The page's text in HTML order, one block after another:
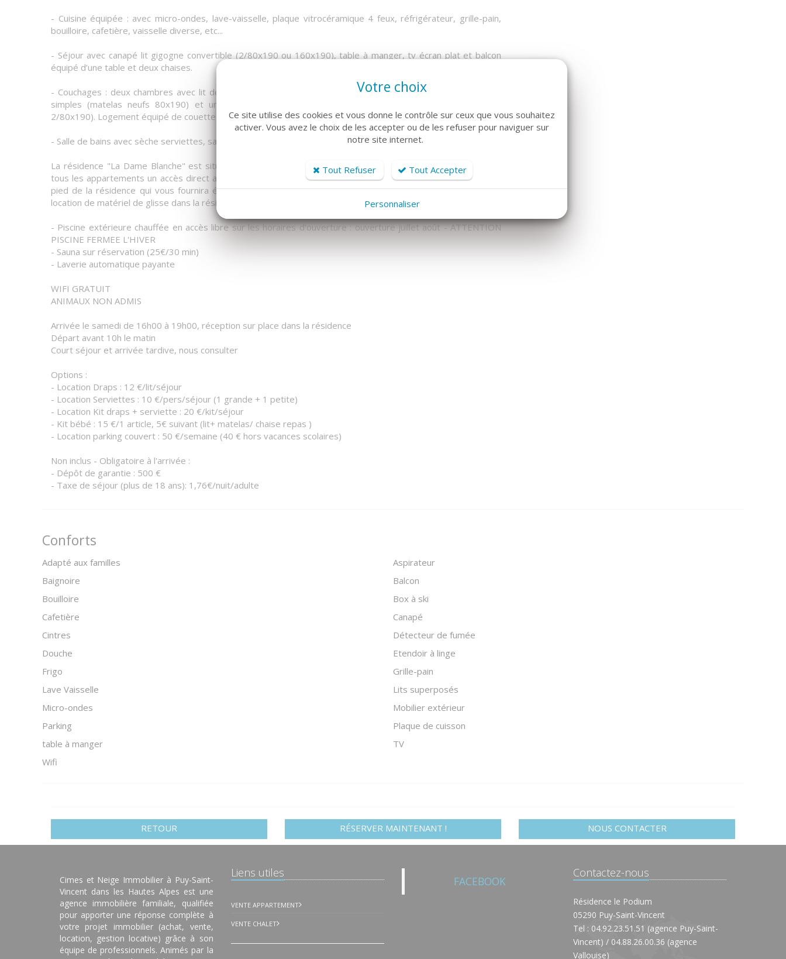
- Cuisine équipée : avec micro-ondes, lave-vaisselle, plaque vitrocéramique 4 feux, réfrigérateur, grille-pain,
bouilloire, cafetière, vaisselle diverse, etc...
- Séjour avec canapé lit gigogne convertible (2/80x190 ou 160x190), table à manger, tv écran plat et balcon
équipé d’une table et deux chaises.
- Couchages : deux chambres avec lit double (matelas neufs 2/140x190), à l'étage : une chambre avec 2 lits
simples (matelas neufs 80x190) et un BZ (double) et une cabine avec lits superposés (matelas neufs
2/80x190). Logement équipé de couettes et oreillers 60x60.
- Salle de bains avec sèche serviettes, salle d'eau et WC indépendant.
La résidence "La Dame Blanche" est située dans la partie supérieure de Puy Saint Vincent 1800. Elle offre à
tous les appartements un accès direct aux pistes de ski. Vous apprécierez le restaurant snack boulangerie au
pied de la résidence qui vous fournira également l’épicerie de premières nécessité, ainsi que le magasin de
location de matériel de glisse dans la résidence.
- Piscine extérieure chauffée en accès libre sur les horaires d'ouverture : ouverture juillet août - ATTENTION
PISCINE FERMEE L'HIVER
- Sauna sur réservation (25€/30 min)
- Laverie automatique payante
WIFI GRATUIT
ANIMAUX NON ADMIS
Arrivée le samedi de 16h00 à 19h00, réception sur place dans la résidence
Départ avant 10h le matin
Court séjour et arrivée tardive, nous consulter
Options :
- Location Draps : 12 €/lit/séjour
- Location Serviettes : 10 €/pers/séjour (1 grande + 1 petite)
- Location Kit draps + serviette : 20 €/kit/séjour
- Kit bébé : 15 €/1 article, 5€ suivant (lit+ matelas/ chaise repas )
- Location parking couvert : 50 €/semaine (40 € hors vacances scolaires)
Non inclus - Obligatoire à l'arrivée :
- Dépôt de garantie : 500 €
- Taxe de séjour (plus de 18 ans): 1,76€/nuit/adulte
Conforts
Adapté aux familles
Aspirateur
Baignoire
Balcon
Bouilloire
Box à ski
Cafetière
Canapé
Cintres
Détecteur de fumée
Douche
Etendoir à linge
Frigo
Grille-pain
Lave Vaisselle
Lits superposés
Micro-ondes
Mobilier extérieur
Parking
Plaque de cuisson
table à manger
TV
Wifi
RETOUR RÉSERVER MAINTENANT ! NOUS CONTACTER
Cimes et Neige Immobilier à Puy-Saint-
Vincent dans les Hautes Alpes est une
agence immobilière familiale, qualifiée
pour apporter une réponse complète à
votre projet immobilier (achat, vente,
location, gestion locative) grâce à son
équipe de professionnels. Animés par la
Liens utiles
VENTE APPARTEMENT
VENTE CHALET
FACEBOOK
Contactez-nous
Résidence le Podium
05290 Puy-Saint-Vincent
Tel : 04.92.23.51.51 (agence Puy-Saint-
Vincent) / 04.88.26.00.36 (agence
Vallouise)
Votre choix
Ce site utilise des cookies et vous donne le contrôle sur ceux que vous souhaitez
activer. Vous avez le choix de les accepter ou de les refuser pour naviguer sur
notre site internet.
Tout Refuser Tout Accepter
Personnaliser